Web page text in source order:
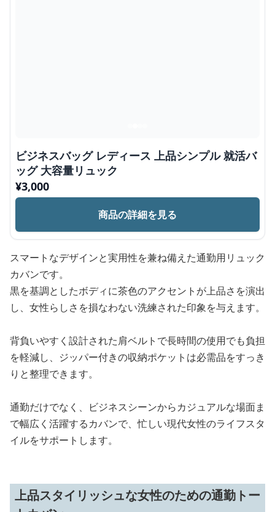
ビジネスバッグ レディース 上品シンプル 就活バ
ッグ 大容量リュック
¥3,000
商品の詳細を見る
スマートなデザインと実用性を兼ね備えた通勤用リュック
カバンです。
黒を基調としたボディに茶色のアクセントが上品さを演出
し、女性らしさを損なわない洗練された印象を与えます。
背負いやすく設計された肩ベルトで長時間の使用でも負担
を軽減し、ジッパー付きの収納ポケットは必需品をすっき
りと整理できます。
通勤だけでなく、ビジネスシーンからカジュアルな場面ま
で幅広く活躍するカバンで、忙しい現代女性のライフスタ
イルをサポートします。
上品スタイリッシュな女性のための通勤トー